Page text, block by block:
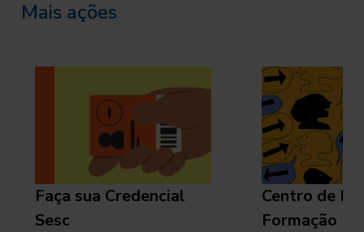
Mais ações
Faça sua Credencial
Sesc
Centro de
Formação